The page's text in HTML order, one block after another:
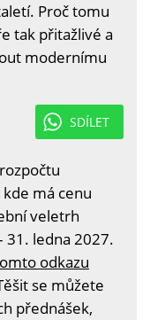
Proč tomu
tak přitažlivé a
modernímu
SDÍLET
má cenu
veletrh
31. ledna 2027.
odkazu
se můžete
přednášek,